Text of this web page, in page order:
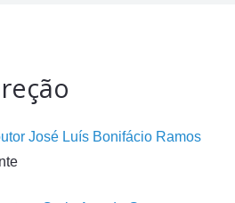
José Luís Bonifácio Ramos